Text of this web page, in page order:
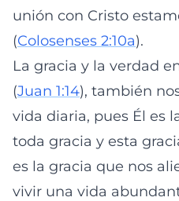
unión con Cristo
(Colosenses 2:10a).
La gracia y la verdad
(Juan 1:14), también
vida diaria, pues Él es
toda gracia y esta
es la gracia que nos
vivir una vida